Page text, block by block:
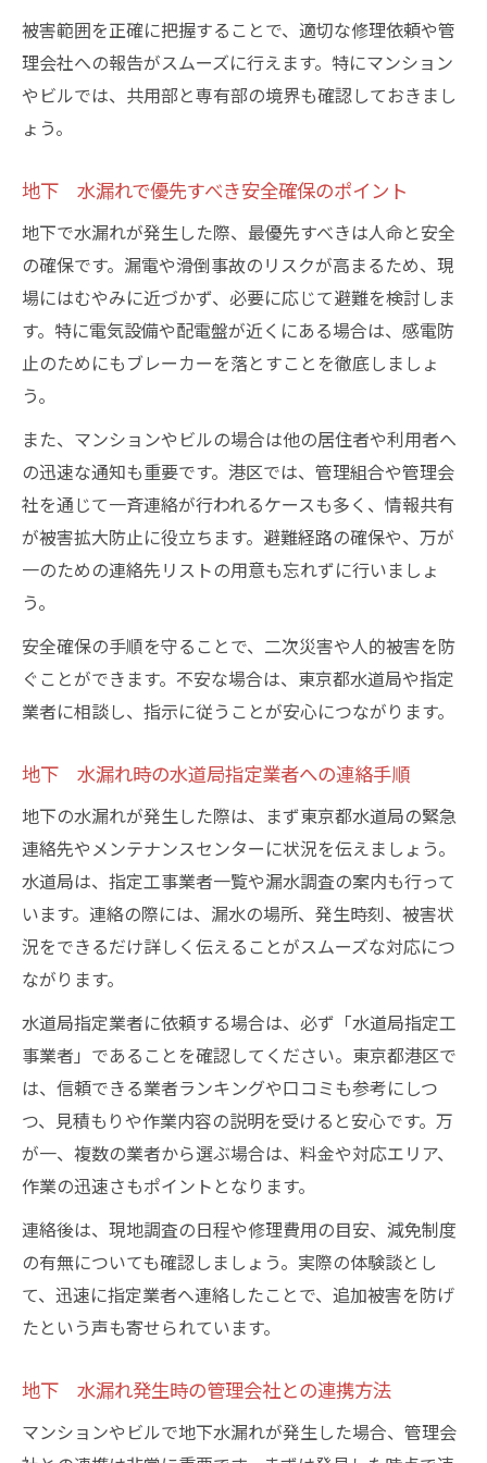
確認
水漏れ原因特定と迅速対応のコツを解説
地下 水漏れ調査で役立つチェックポイン
地下 水漏れトラブルの一次対応テクニッ
ク
地下 水漏れ発生時に有効な応急処置方法
地下 水漏れの原因解明に必要な現地調査
費用負担や責任範囲をめぐる基礎知識まとめ
地下 水漏れ修理の費用負担者を明確にし
よう
地下 水漏れで適用できる東京都水道局減
免制度
イント
地下 水漏れ修理費用の見積もり比較のコ
ツ
続き
被害範囲を正確に把握することで、適切な修理依頼や管
理会社への報告がスムーズに行えます。特にマンション
やビルでは、共用部と専有部の境界も確認しておきまし
ょう。
地下 水漏れで優先すべき安全確保のポイント
地下で水漏れが発生した際、最優先すべきは人命と安全
の確保です。漏電や滑倒事故のリスクが高まるため、現
場にはむやみに近づかず、必要に応じて避難を検討しま
す。特に電気設備や配電盤が近くにある場合は、感電防
止のためにもブレーカーを落とすことを徹底しましょ
う。
また、マンションやビルの場合は他の居住者や利用者へ
の迅速な通知も重要です。港区では、管理組合や管理会
社を通じて一斉連絡が行われるケースも多く、情報共有
が被害拡大防止に役立ちます。避難経路の確保や、万が
一のための連絡先リストの用意も忘れずに行いましょ
う。
安全確保の手順を守ることで、二次災害や人的被害を防
ぐことができます。不安な場合は、東京都水道局や指定
業者に相談し、指示に従うことが安心につながります。
地下 水漏れ時の水道局指定業者への連絡手順
地下の水漏れが発生した際は、まず東京都水道局の緊急
連絡先やメンテナンスセンターに状況を伝えましょう。
水道局は、指定工事業者一覧や漏水調査の案内も行って
います。連絡の際には、漏水の場所、発生時刻、被害状
況をできるだけ詳しく伝えることがスムーズな対応につ
ながります。
水道局指定業者に依頼する場合は、必ず「水道局指定工
事業者」であることを確認してください。東京都港区で
は、信頼できる業者ランキングや口コミも参考にしつ
つ、見積もりや作業内容の説明を受けると安心です。万
が一、複数の業者から選ぶ場合は、料金や対応エリア、
作業の迅速さもポイントとなります。
連絡後は、現地調査の日程や修理費用の目安、減免制度
の有無についても確認しましょう。実際の体験談とし
て、迅速に指定業者へ連絡したことで、追加被害を防げ
たという声も寄せられています。
地下 水漏れ発生時の管理会社との連携方法
マンションやビルで地下水漏れが発生した場合、管理会